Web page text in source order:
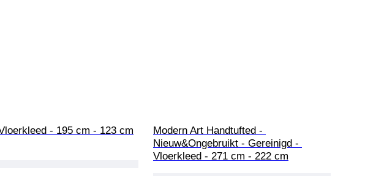
- 195 cm - 123 cm
Modern Art Handtufted -
Nieuw&Ongebruikt - Gereinigd -
Vloerkleed - 271 cm - 222 cm